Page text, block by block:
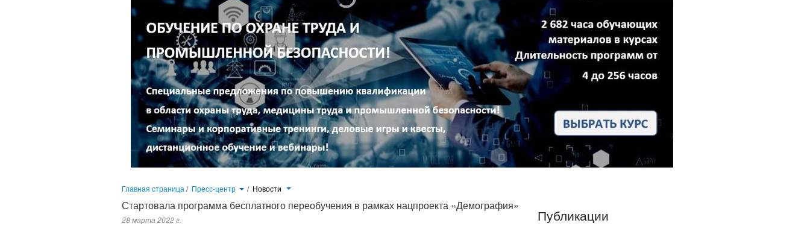
Главная страница / Пресс-центр / Новости
Публикации
Стартовала программа бесплатного переобучения в рамках нацпроекта «Демография»
28 марта 2022 г.